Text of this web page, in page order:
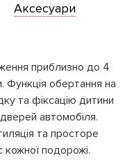
Аксесуари
приблизно до 4
Функція обертання на
та фіксацію дитини
автомобіля.
та просторе
кожної подорожі.